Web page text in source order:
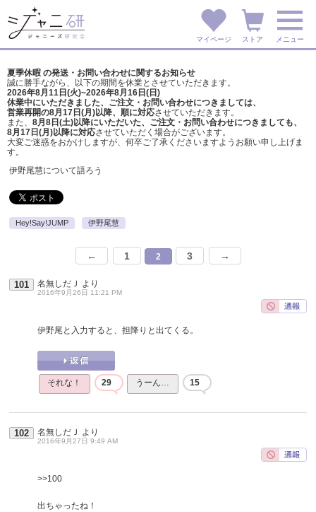
マイページ ストア メニュー
夏季休暇 の発送・お問い合わせに関するお知らせ
誠に勝手ながら、以下の期間を休業とさせていただきます。
2026年8月11日(火)~2026年8月16日(日)
休業中にいただきました、ご注文・お問い合わせにつきましては、
営業再開の8月17日(月)以降、順に対応させていただきます。
また、 8月8日(土)以降にいただいた、ご注文・ お問い合わせにつきましても、
8月17日(月)以降に対応させていただく場合がございます。
大変ご迷惑をおかけしますが、 何卒ご了承くださいますようお願い申し上げま
す。
伊野尾慧について語ろう
Hey!Say!JUMP 伊野尾慧
← 1 2 3 →
101 名無しだＪ より
2016年9月26日 11:21 PM
伊野尾と入力すると、担降りと出てくる。
それな！ 29 うーん… 15
102 名無しだＪ より
2016年9月27日 9:49 AM
>>100
出ちゃったね！